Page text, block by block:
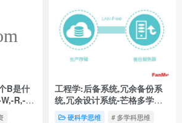
B是什
R,-S
工程学:后备系统,冗余备份系
统,冗余设计系统-芒格多学科
思维模型
硬科学思维 # 多学科思维